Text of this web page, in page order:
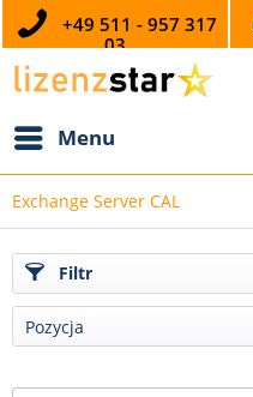
+49 511 - 957 317
03
Menu
Exchange Server CAL
Filtr